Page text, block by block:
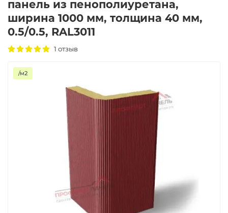
панель из пенополиуретана,
ширина 1000 мм, толщина 40 мм,
0.5/0.5, RAL3011
1 отзыв
/м2